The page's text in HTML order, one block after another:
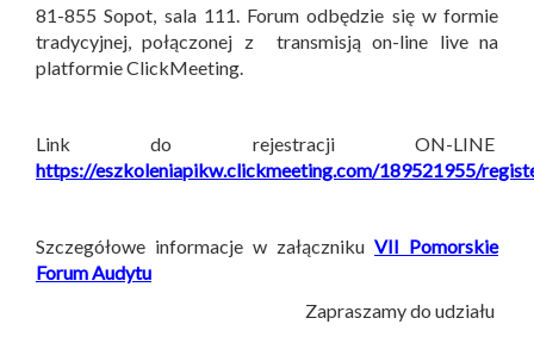
81-855 Sopot, sala 111. Forum odbędzie się w formie
tradycyjnej, połączonej z transmisją on-line live na
platformie ClickMeeting.
Link do rejestracji ON-LINE
https://eszkoleniapikw.clickmeeting.com/189521955/
Szczegółowe informacje w załączniku VII Pomorskie
Forum Audytu
Zapraszamy do udziału